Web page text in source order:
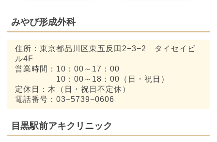
みやび形成外科
住所：東京都品川区東五反田2−3−2 タイセイビ
ル4F
営業時間：10：00～17：00
10：00～18：00（日・祝日）
定休日：木（日・祝日不定休）
電話番号：03−5739−0606
目黒駅前アキクリニック